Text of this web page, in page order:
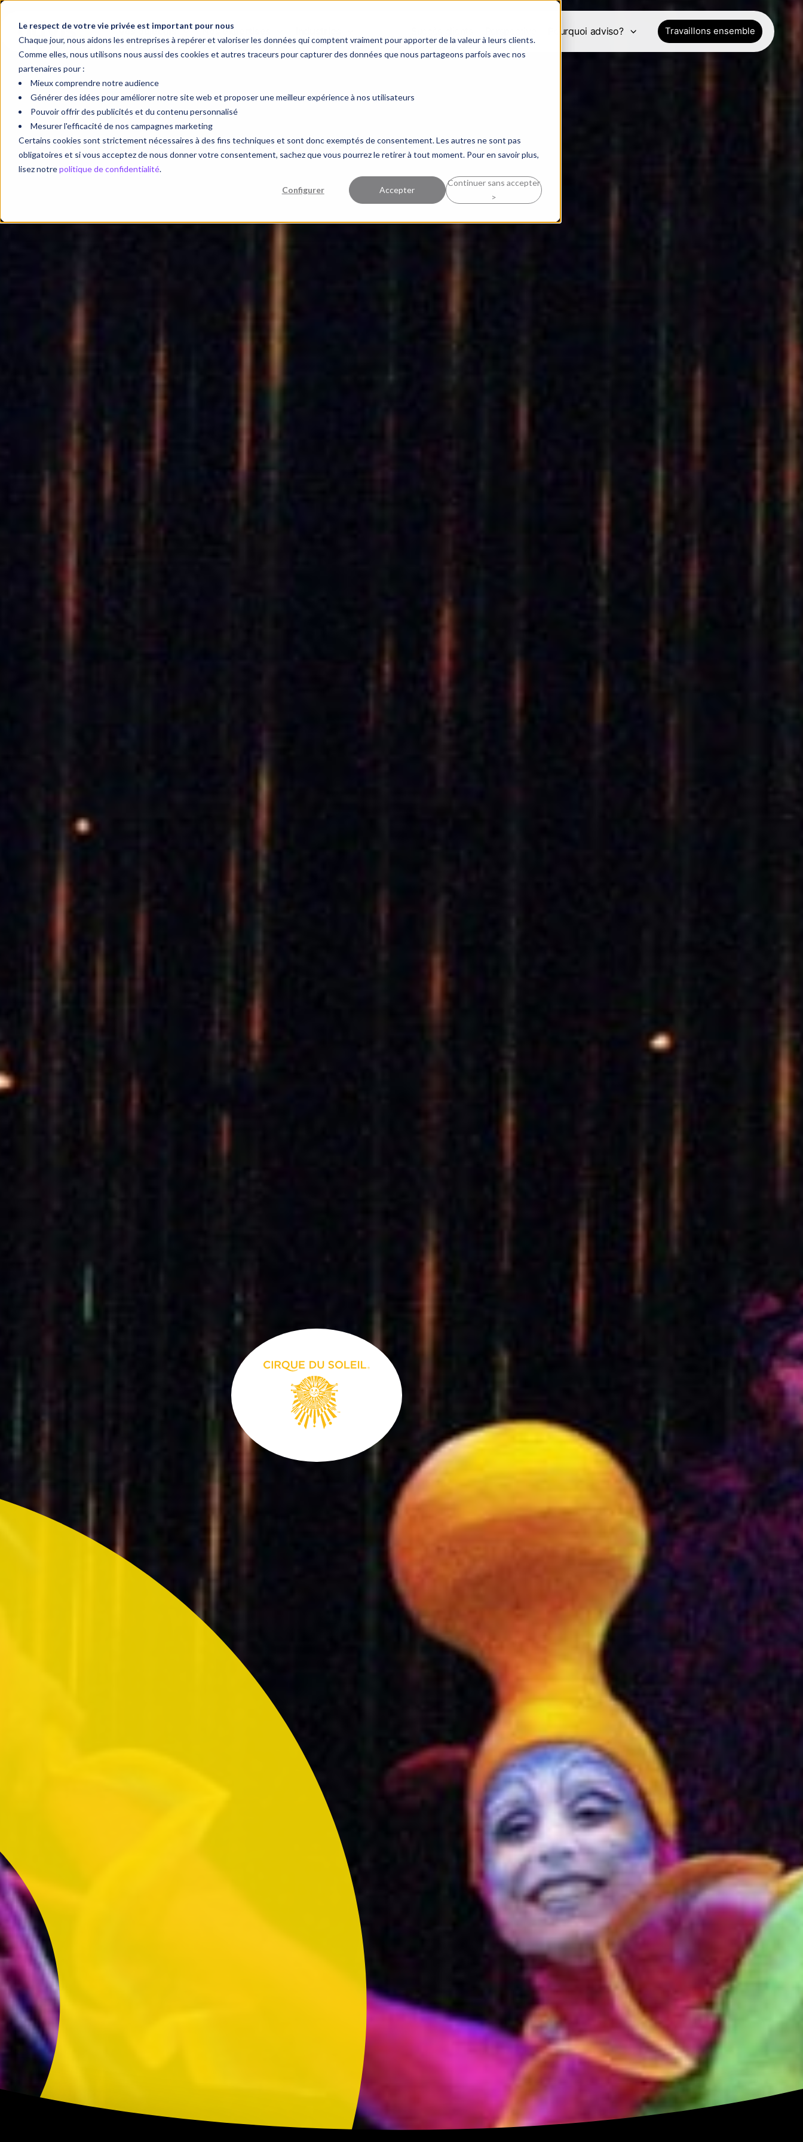
Le respect de votre vie privée est important pour nous
Chaque jour, nous aidons les entreprises à repérer et valoriser les données qui comptent vraiment pour apporter de la valeur à leurs clients.
Comme elles, nous utilisons nous aussi des cookies et autres traceurs pour capturer des données que nous partageons parfois avec nos
partenaires pour :
Mieux comprendre notre audience
Générer des idées pour améliorer notre site web et proposer une meilleur expérience à nos utilisateurs
Pouvoir offrir des publicités et du contenu personnalisé
Mesurer l'efficacité de nos campagnes marketing
Certains cookies sont strictement nécessaires à des fins techniques et sont donc exemptés de consentement. Les autres ne sont pas
obligatoires et si vous acceptez de nous donner votre consentement, sachez que vous pourrez le retirer à tout moment. Pour en savoir plus,
lisez notrepolitique de confidentialité.
Configurer Accepter
Continuer sans accepter
>
Vos objectifs Nos expertises Pourquoi adviso? Travaillons ensemble
Orchestrer des
internationales pour
vendre plus de billets